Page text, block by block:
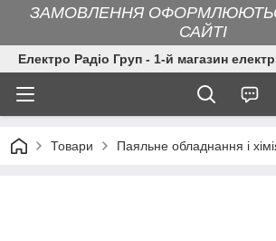
ЗАМОВЛЕННЯ
САЙТІ
Електро Радіо Груп - 1-й магазин
Товари Паяльне обладнання і